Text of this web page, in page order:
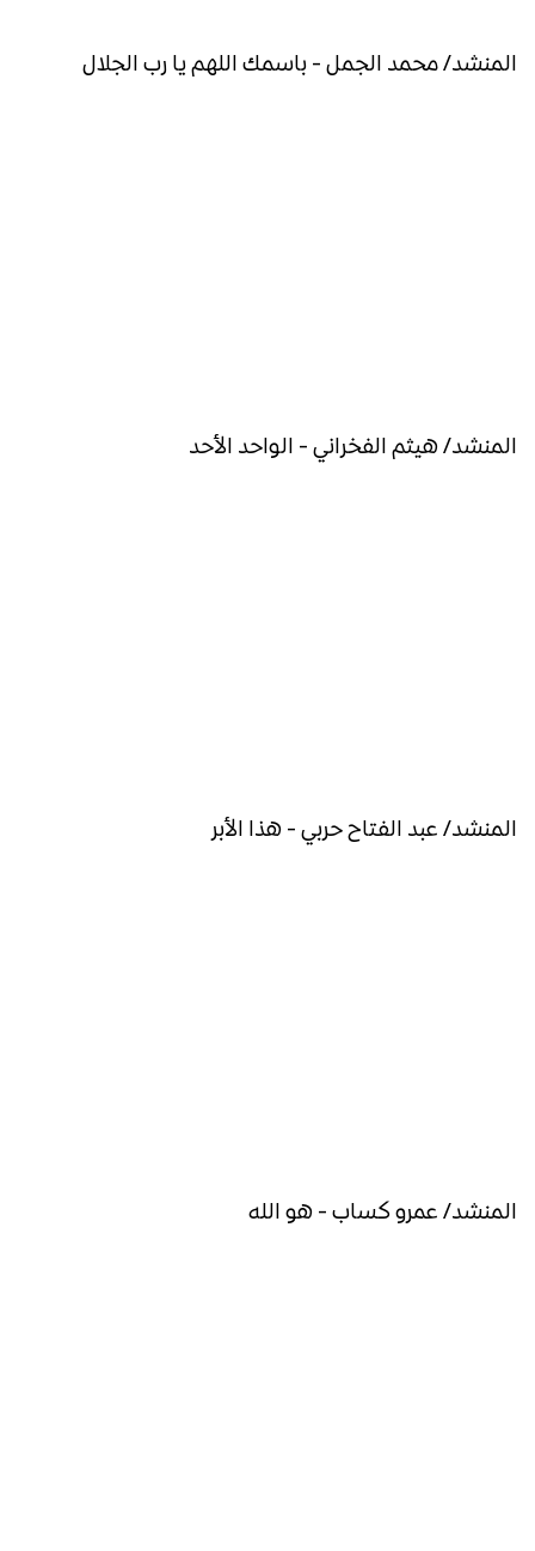
المنشد/ محمد الجمل - باسمك اللهم يا رب الجلال
المنشد/ هيثم الفخراني - الواحد الأحد
المنشد/ عبد الفتاح حربي - هذا الأبر
المنشد/ عمرو كساب - هو الله